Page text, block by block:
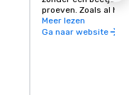
proeven. Zoals al
onze wijnscene een
stedelijke wijnhuizen
Meer lezen
Ga naar website